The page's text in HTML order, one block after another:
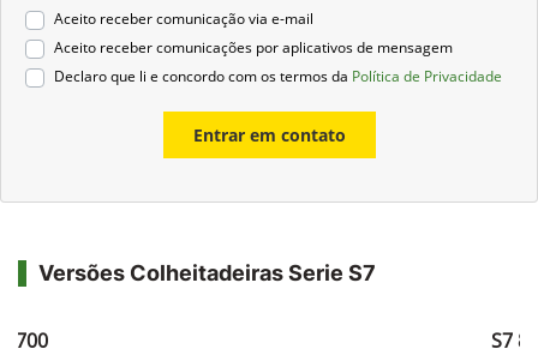
Aceito receber comunicação via e-mail
Aceito receber comunicações por aplicativos de mensagem
Declaro que li e concordo com os termos da Política de Privacidade
Entrar em contato
Versões Colheitadeiras Serie S7
700 S7